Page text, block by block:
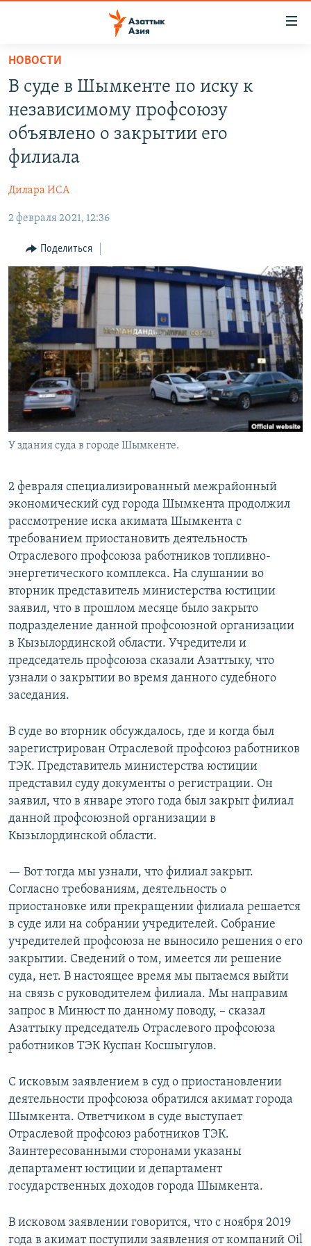
Вернуться
основному
содержанию
Вернутся
главной
Вернутся
КАЗАХСТАН
КЫРГЫЗСТАН
НОВОСТИ
ВОЙНА В УКРАИНЕ
НА ДРУГИХ ЯЗЫКАХ
КЫРГЫЗЧА
ЎЗБЕКЧА
ТОҶИКӢ
TÜRKMENÇE
ПОДПИШИТЕСЬ НА НАС В СОЦСЕТЯХ
Все сайты РСЕ/РС
НОВОСТИ
В суде в Шымкенте по иску к
независимому профсоюзу
объявлено о закрытии его
филиала
Дилара ИСА
2 февраля 2021, 12:36
Поделиться
У здания суда в городе Шымкенте.
2 февраля специализированный межрайонный
экономический суд города Шымкента продолжил
рассмотрение иска акимата Шымкента с
требованием приостановить деятельность
Отраслевого профсоюза работников топливно-
энергетического комплекса. На слушании во
вторник представитель министерства юстиции
заявил, что в прошлом месяце было закрыто
подразделение данной профсоюзной организации
в Кызылординской области. Учредители и
председатель профсоюза сказали Азаттыку, что
узнали о закрытии во время данного судебного
заседания.
В суде во вторник обсуждалось, где и когда был
зарегистрирован Отраслевой профсоюз работников
ТЭК. Представитель министерства юстиции
представил суду документы о регистрации. Он
заявил, что в январе этого года был закрыт филиал
данной профсоюзной организации в
Кызылординской области.
— Вот тогда мы узнали, что филиал закрыт.
Согласно требованиям, деятельность о
приостановке или прекращении филиала решается
в суде или на собрании учредителей. Собрание
учредителей профсоюза не выносило решения о его
закрытии. Сведений о том, имеется ли решение
суда, нет. В настоящее время мы пытаемся выйти
на связь с руководителем филиала. Мы направим
запрос в Минюст по данному поводу, – сказал
Азаттыку председатель Отраслевого профсоюза
работников ТЭК Куспан Косшыгулов.
С исковым заявлением в суд о приостановлении
деятельности профсоюза обратился акимат города
Шымкента. Ответчиком в суде выступает
Отраслевой профсоюз работников ТЭК.
Заинтересованными сторонами указаны
департамент юстиции и департамент
государственных доходов города Шымкента.
В исковом заявлении говорится, что с ноября 2019
года в акимат поступили заявления от компаний Oil